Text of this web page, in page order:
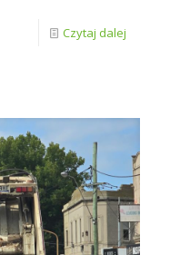
Czytaj dalej